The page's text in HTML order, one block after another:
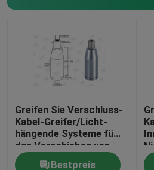
Greifen Sie Verschluss-
Kabel-Greifer/Licht-
hängende Systeme für
das Verschieben von
Zeichen
Bestpreis